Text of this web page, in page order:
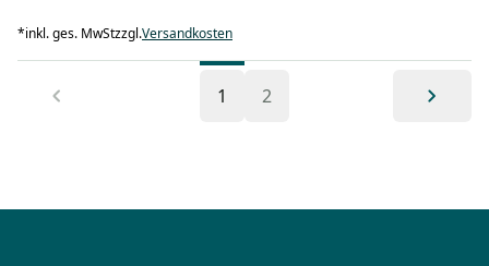
*inkl. ges. MwStzzgl.Versandkosten
1 2